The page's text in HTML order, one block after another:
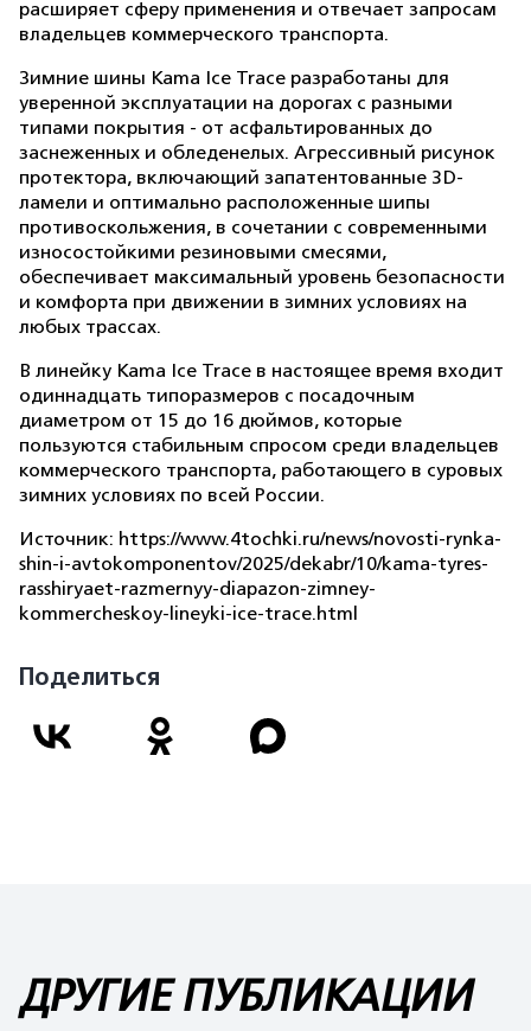
расширяет сферу применения и отвечает запросам
владельцев коммерческого транспорта.
Зимние шины Kama Ice Trace разработаны для
уверенной эксплуатации на дорогах с разными
типами покрытия - от асфальтированных до
заснеженных и обледенелых. Агрессивный рисунок
протектора, включающий запатентованные 3D-
ламели и оптимально расположенные шипы
противоскольжения, в сочетании с современными
износостойкими резиновыми смесями,
обеспечивает максимальный уровень безопасности
и комфорта при движении в зимних условиях на
любых трассах.
В линейку Kama Ice Trace в настоящее время входит
одиннадцать типоразмеров с посадочным
диаметром от 15 до 16 дюймов, которые
пользуются стабильным спросом среди владельцев
коммерческого транспорта, работающего в суровых
зимних условиях по всей России.
Источник: https://www.4tochki.ru/news/novosti-rynka-
shin-i-avtokomponentov/2025/dekabr/10/kama-tyres-
rasshiryaet-razmernyy-diapazon-zimney-
kommercheskoy-lineyki-ice-trace.html
Поделиться
ДРУГИЕ ПУБЛИКАЦИИ